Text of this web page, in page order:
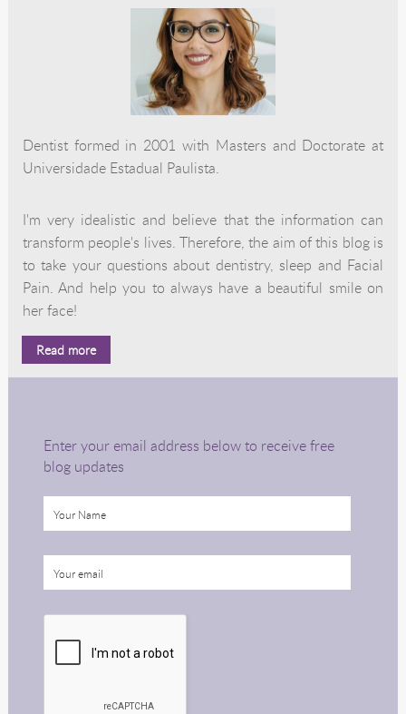
Dentist formed in 2001 with Masters and Doctorate at
Universidade Estadual Paulista.
I'm very idealistic and believe that the information can
transform people's lives. Therefore, the aim of this blog is
to take your questions about dentistry, sleep and Facial
Pain. And help you to always have a beautiful smile on
her face!
Read more
Enter your email address below to receive free
blog updates